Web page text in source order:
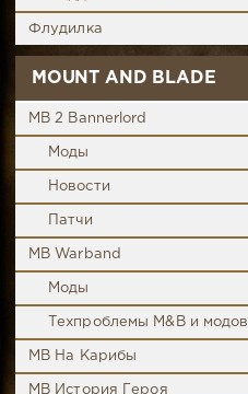
Флудилка
MOUNT AND BLADE
MB 2 Bannerlord
Моды
Новости
Патчи
MB Warband
Моды
Техпроблемы M&B и модов
MB На Карибы
MB История Героя